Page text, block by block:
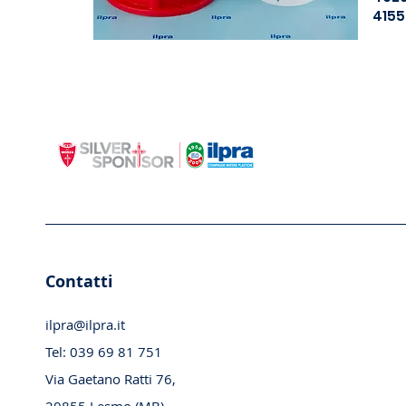
4155
Contatti
ilpra@ilpra.it
Tel: 039 69 81 751
Via Gaetano Ratti 76,